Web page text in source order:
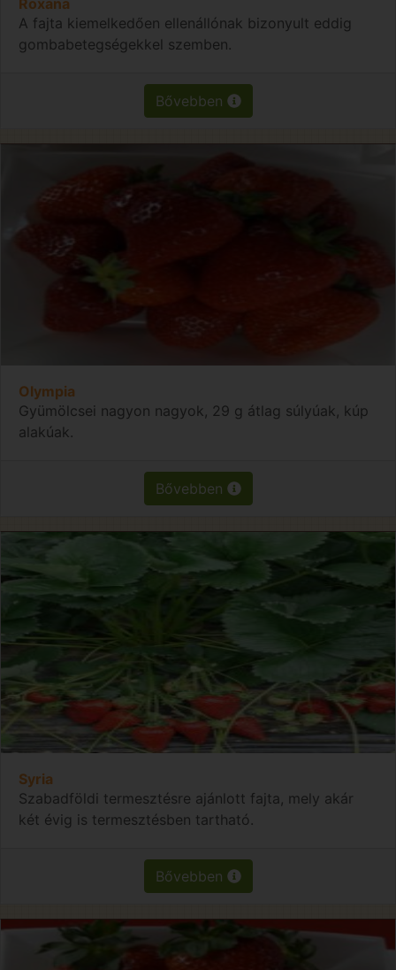
A fajta kiemelkedően ellenállónak bizonyult eddig
gombabetegségekkel szemben.
Bővebben
Olympia
Gyümölcsei nagyon nagyok, 29 g átlag súlyúak, kúp
alakúak.
Bővebben
Syria
Szabadföldi termesztésre ajánlott fajta, mely akár
két évig is termesztésben tartható.
Bővebben